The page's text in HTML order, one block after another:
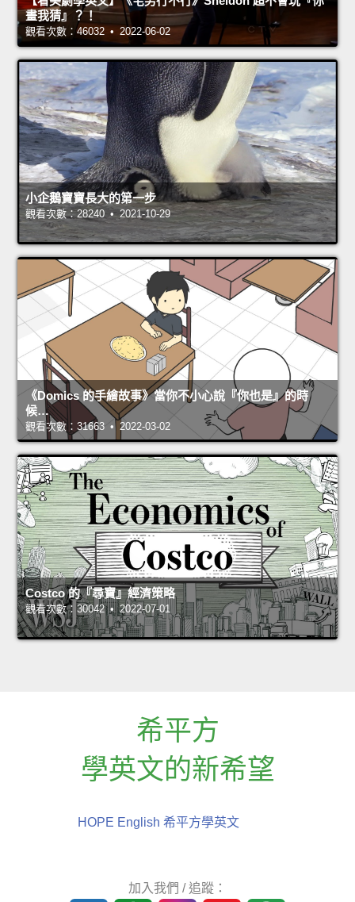
畫我猜』？！
觀看次數：46032 • 2022-06-02
小企鵝寶寶長大的第一步
觀看次數：28240 • 2021-10-29
《Domics 的手繪故事》當你不小心說『你也是』的時
候…
觀看次數：31663 • 2022-03-02
Costco 的『尋寶』經濟策略
觀看次數：30042 • 2022-07-01
希平方
學英文的新希望
HOPE English 希平方學英文
加入我們 / 追蹤：